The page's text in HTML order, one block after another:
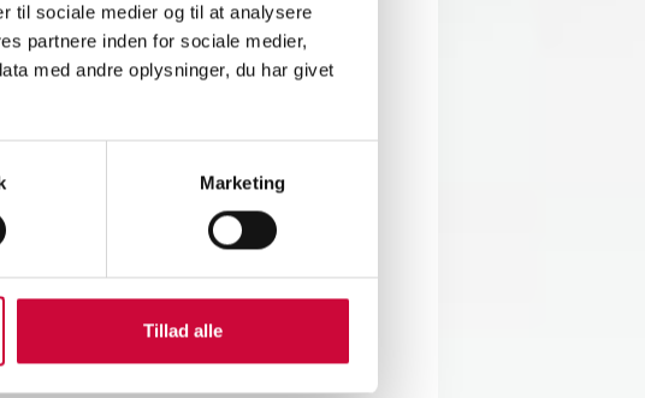
til sociale medier og til at analysere
partnere inden for sociale medier,
med andre oplysninger, du har givet
Marketing
Tillad alle
03-04-2023 - 10:48